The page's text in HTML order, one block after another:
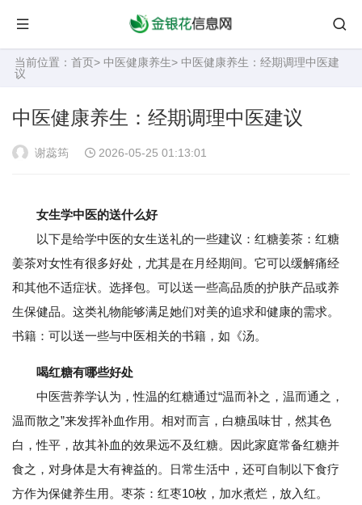
当前位置： 首页> 中医健康养生> 中医健康养生：经期调理中医建
议
中医健康养生：经期调理中医建议
谢蕊筠 2026-05-25 01:13:01
女生学中医的送什么好
以下是给学中医的女生送礼的一些建议：红糖姜茶：红糖
姜茶对女性有很多好处，尤其是在月经期间。它可以缓解痛经
和其他不适症状。选择包。可以送一些高品质的护肤产品或养
生保健品。这类礼物能够满足她们对美的追求和健康的需求。
书籍：可以送一些与中医相关的书籍，如《汤。
喝红糖有哪些好处
中医营养学认为，性温的红糖通过“温而补之，温而通之，
温而散之”来发挥补血作用。相对而言，白糖虽味甘，然其色
白，性平，故其补血的效果远不及红糖。因此家庭常备红糖并
食之，对身体是大有裨益的。日常生活中，还可自制以下食疗
方作为保健养生用。枣茶：红枣10枚，加水煮烂，放入红。